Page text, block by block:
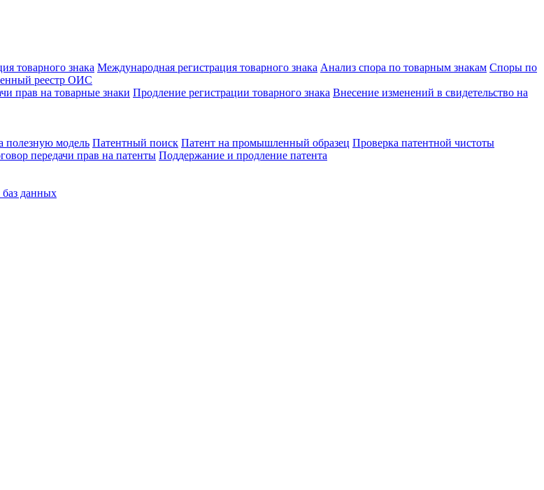
товарного знака Международная регистрация товарного знака Анализ спора по товарным знакам Споры по
реестр ОИС
прав на товарные знаки Продление регистрации товарного знака Внесение изменений в свидетельство на
полезную модель Патентный поиск Патент на промышленный образец Проверка патентной чистоты
передачи прав на патенты Поддержание и продление патента
данных